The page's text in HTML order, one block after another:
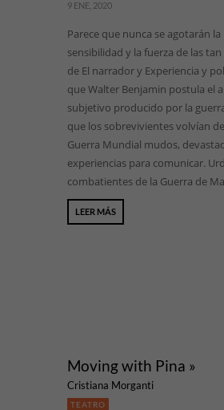
9 ENE, 2020
Parece que nunca se agotarán la
sensibilidad y la fuerza de las
de El narrador y Experiencia y
que Walter Benjamin postula el
subjetivo producido por la
que los sobrevivientes volvían
Guerra Mundial mudos,
experiencias para comunicar.
combatientes de la Guerra de
LEER MÁS
Moving with Pina »
Cristiana Morganti
TEATRO